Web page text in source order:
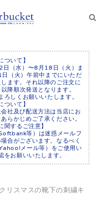
ついて】
（水）〜8月18日（火）ま
（火）午前中までにいただ
ます。それ以降のご注文に
降順次発送となります。
しくお願いいたします。
ついて】
社及び配送方法は当店にお
らかじめご了承ください。
関するご注意】
等）は迷惑メールフ
合がございます。なるべく
メール等）をご使用い
お願いいたします。
リスマスの靴下の刺繍キ